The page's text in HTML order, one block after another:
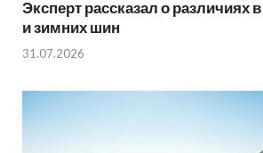
Эксперт рассказал о различиях
и зимних шин
31.07.2026